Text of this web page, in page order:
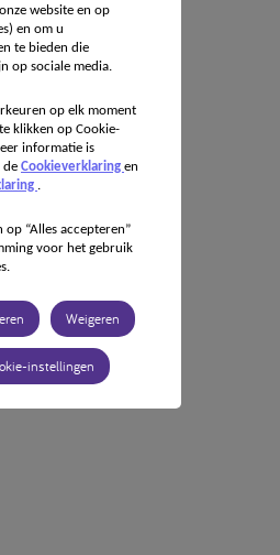
website en op
en om u
te bieden die
op sociale media.
op elk moment
klikken op Cookie-
informatie is
de Cookieverklaring en
.
“Alles accepteren”
voor het gebruik
Weigeren
instellingen